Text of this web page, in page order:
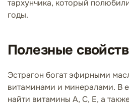
тархунчика, который
годы.
Полезные
Эстрагон богат эфирными
витаминами и минералами. В
найти витамины А, С, Е, а